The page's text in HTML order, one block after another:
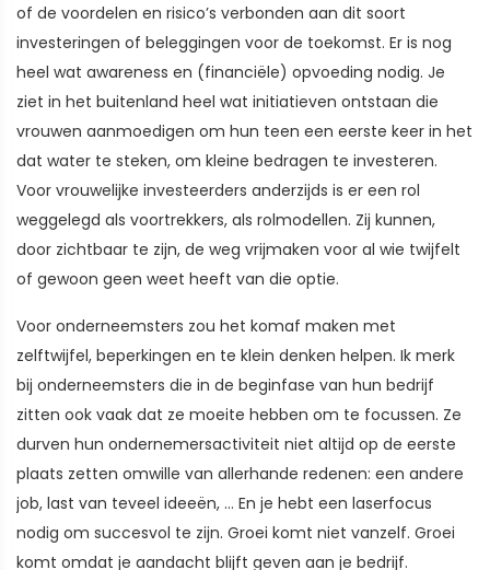
of de voordelen en risico’s verbonden aan dit soort
investeringen of beleggingen voor de toekomst. Er is nog
heel wat awareness en (financiële) opvoeding nodig. Je
ziet in het buitenland heel wat initiatieven ontstaan die
vrouwen aanmoedigen om hun teen een eerste keer in het
dat water te steken, om kleine bedragen te investeren.
Voor vrouwelijke investeerders anderzijds is er een rol
weggelegd als voortrekkers, als rolmodellen. Zij kunnen,
door zichtbaar te zijn, de weg vrijmaken voor al wie twijfelt
of gewoon geen weet heeft van die optie.
Voor onderneemsters zou het komaf maken met
zelftwijfel, beperkingen en te klein denken helpen. Ik merk
bij onderneemsters die in de beginfase van hun bedrijf
zitten ook vaak dat ze moeite hebben om te focussen. Ze
durven hun ondernemersactiviteit niet altijd op de eerste
plaats zetten omwille van allerhande redenen: een andere
job, last van teveel ideeën, … En je hebt een laserfocus
nodig om succesvol te zijn. Groei komt niet vanzelf. Groei
komt omdat je aandacht blijft geven aan je bedrijf.